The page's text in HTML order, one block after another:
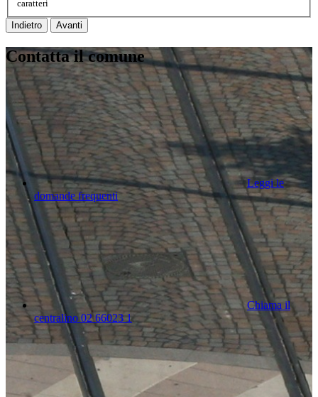
caratteri
Indietro Avanti
Contatta il comune
Leggi le
domande frequenti
Chiama il
centralino 02 66023 1